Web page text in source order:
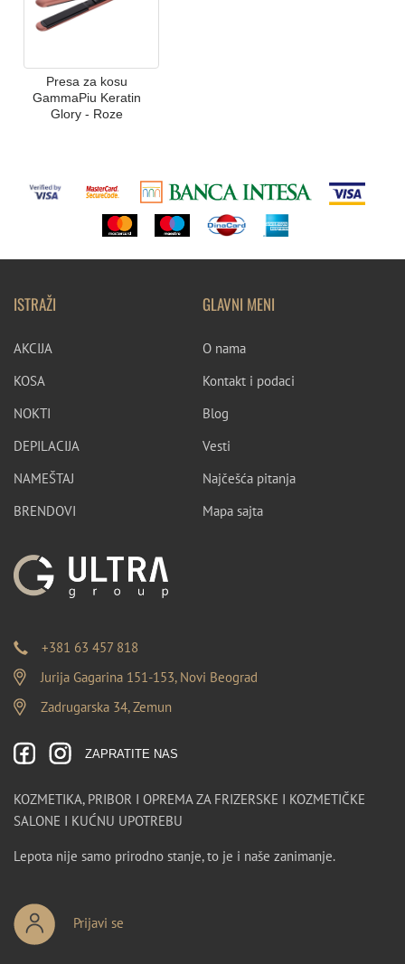
Presa za kosu
GammaPiu Keratin
Glory - Roze
ISTRAŽI
AKCIJA
KOSA
NOKTI
DEPILACIJA
NAMEŠTAJ
BRENDOVI
GLAVNI MENI
O nama
Kontakt i podaci
Blog
Vesti
Najčešća pitanja
Mapa sajta
+381 63 457 818
Jurija Gagarina 151-153, Novi Beograd
Zadrugarska 34, Zemun
ZAPRATITE NAS
KOZMETIKA, PRIBOR I OPREMA ZA FRIZERSKE I KOZMETIČKE
SALONE I KUĆNU UPOTREBU
Lepota nije samo prirodno stanje, to je i naše zanimanje.
Prijavi se